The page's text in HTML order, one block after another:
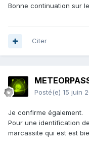
Bonne continuation sur
Citer
Posté(e) 15 juin
Je confirme également.
Pour une identification
marcassite qui est est